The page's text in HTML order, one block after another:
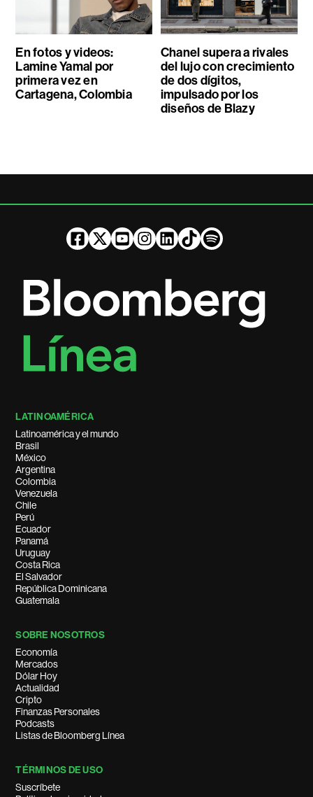
En fotos y videos:
Lamine Yamal por
primera vez en
Cartagena, Colombia
Chanel supera a rivales
del lujo con crecimiento
de dos dígitos,
impulsado por los
diseños de Blazy
LATINOAMÉRICA
Latinoamérica y el mundo
Brasil
México
Argentina
Colombia
Venezuela
Chile
Perú
Ecuador
Panamá
Uruguay
Costa Rica
El Salvador
República Dominicana
Guatemala
SOBRE NOSOTROS
Economía
Mercados
Dólar Hoy
Actualidad
Cripto
Finanzas Personales
Podcasts
Listas de Bloomberg Línea
TÉRMINOS DE USO
Suscríbete